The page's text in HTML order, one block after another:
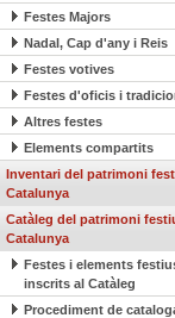
Festes Majors
Nadal, Cap d'any i Reis
Festes votives
Festes d'oficis i
Altres festes
Elements compartits
Inventari del patrimoni
Catalunya
Catàleg del patrimoni
Catalunya
Festes i elements
inscrits al Catàleg
Procediment de